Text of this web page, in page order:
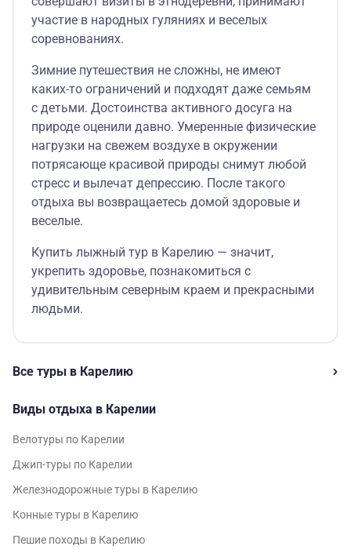
участие в народных гуляниях и веселых
соревнованиях.
Зимние путешествия не сложны, не имеют
каких-то ограничений и подходят даже семьям
с детьми. Достоинства активного досуга на
природе оценили давно. Умеренные физические
нагрузки на свежем воздухе в окружении
потрясающе красивой природы снимут любой
стресс и вылечат депрессию. После такого
отдыха вы возвращаетесь домой здоровые и
веселые.
Купить лыжный тур в Карелию — значит,
укрепить здоровье, познакомиться с
удивительным северным краем и прекрасными
людьми.
Все туры в Карелию
Виды отдыха в Карелии
Велотуры по Карелии
Джип-туры по Карелии
Железнодорожные туры в Карелию
Конные туры в Карелию
Пешие походы в Карелию